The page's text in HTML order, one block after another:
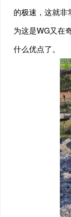
的极速，这就非
为这是WG又在
什么优点了。